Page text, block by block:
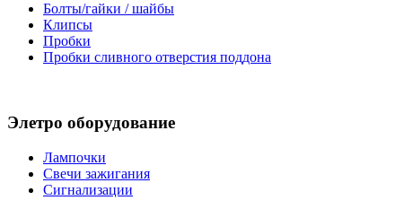
Болты/гайки / шайбы
Клипсы
Пробки
Пробки сливного отверстия поддона
Элетро оборудование
Лампочки
Свечи зажигания
Сигнализации